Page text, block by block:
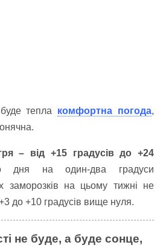
тепла комфортна погода,
– від +15 градусів до +24
дня на один-два градуси
заморозків на цьому тижні не
до +10 градусів вище нуля.
не буде, абуде сонце,